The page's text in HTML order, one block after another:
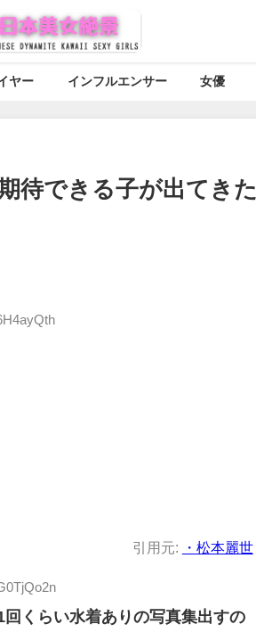
ヤー インフルエンサー 女優
待できる子が出てきた
引用元: ・松本麗世
くらい水着ありの写真集出すの